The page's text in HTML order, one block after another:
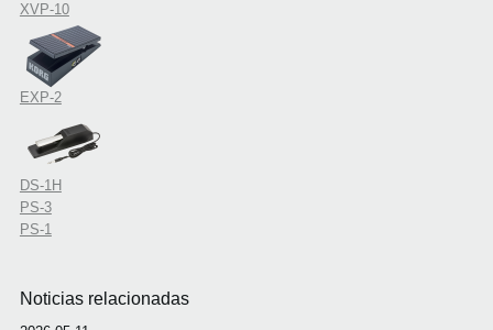
XVP-10
EXP-2
DS-1H
PS-3
PS-1
Noticias relacionadas